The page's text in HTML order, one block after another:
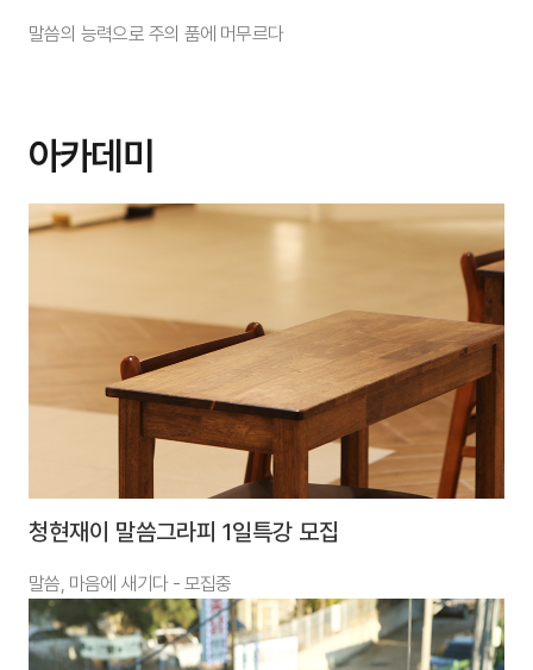
말씀의 능력으로 주의 품에 머무르다
아카데미
청현재이 말씀그라피 1일특강 모집
말씀, 마음에 새기다 - 모집중